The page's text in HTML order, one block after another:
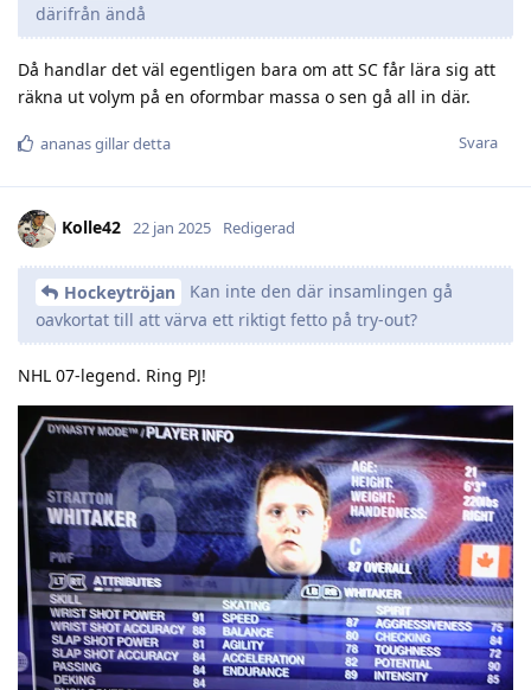
därifrån ändå
Då handlar det väl egentligen bara om att SC får lära sig att
räkna ut volym på en oformbar massa o sen gå all in där.
Svara
ananasgillar detta
Kolle42 22 jan 2025 Redigerad
Hockeytröjan
Kan inte den där insamlingen gå
oavkortat till att värva ett riktigt fetto på try-out?
NHL 07-legend. Ring PJ!